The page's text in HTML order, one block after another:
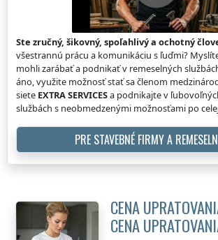
Ste zručný, šikovný, spoľahlivý a ochotný
všestrannú prácu a komunikáciu s ľuďmi?
mohli zarábať a podnikať v remeselných
áno, využite možnosť stať sa členom
siete EXTRA SERVICESa podnikajte v
službách s neobmedzenými možnosťami po
PRE STAVEBNÉ FIRMY A
CENA
CENA